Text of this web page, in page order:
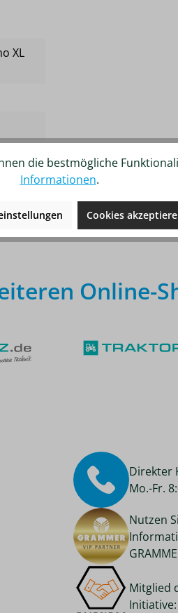
XL
Online-
Direkter
Mo.-Fr.
Nutzen
Mitglied
Initiative:
die bestmögliche
Informationen.
Cookies